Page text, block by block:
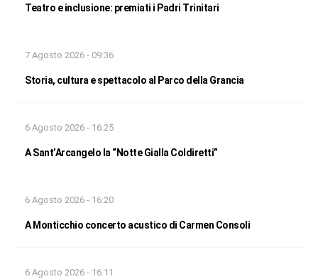
Teatro e inclusione: premiati i Padri Trinitari
7 Agosto 2026 - 09:36
Storia, cultura e spettacolo al Parco della Grancia
6 Agosto 2026 - 16:25
A Sant’Arcangelo la “Notte Gialla Coldiretti”
6 Agosto 2026 - 16:20
A Monticchio concerto acustico di Carmen Consoli
6 Agosto 2026 - 16:11